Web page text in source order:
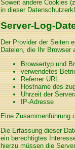
Soweit andere Cookies
in dieser
Server-Log-
Der Provider der Seiten
Dateien, die Ihr
Browsertyp und
verwendetes
Referrer URL
Hostname des
Uhrzeit der
IP-Adresse
Eine Zusammenführung
Die Erfassung dieser
ein berechtigtes
hierzu müssen die